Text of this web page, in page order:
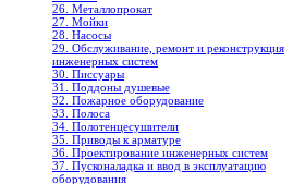
26. Металлопрокат
27. Мойки
28. Насосы
29. Обслуживание, ремонт и реконструкция
инженерных систем
30. Писсуары
31. Поддоны душевые
32. Пожарное оборудование
33. Полоса
34. Полотенцесушители
35. Приводы к арматуре
36. Проектирование инженерных систем
37. Пусконаладка и ввод в эксплуатацию
оборудования